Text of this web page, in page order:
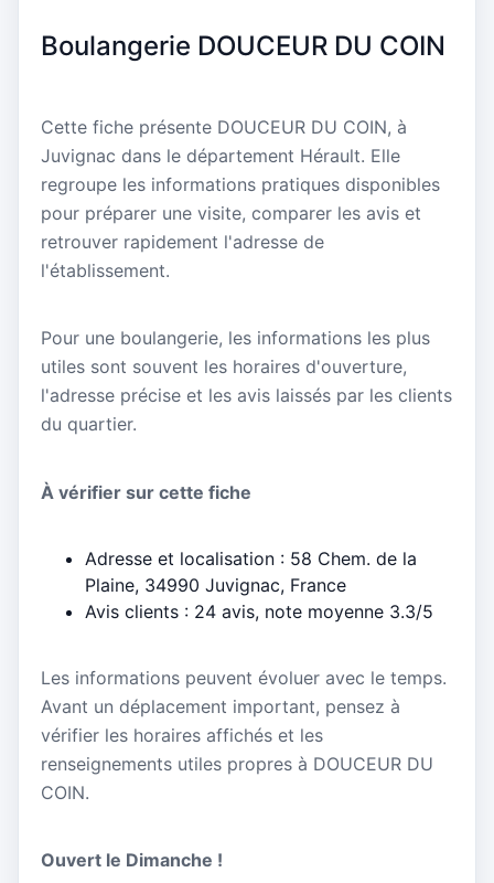
Boulangerie DOUCEUR DU COIN
Cette fiche présente DOUCEUR DU COIN, à
Juvignac dans le département Hérault. Elle
regroupe les informations pratiques disponibles
pour préparer une visite, comparer les avis et
retrouver rapidement l'adresse de
l'établissement.
Pour une boulangerie, les informations les plus
utiles sont souvent les horaires d'ouverture,
l'adresse précise et les avis laissés par les clients
du quartier.
À vérifier sur cette fiche
Adresse et localisation : 58 Chem. de la
Plaine, 34990 Juvignac, France
Avis clients : 24 avis, note moyenne 3.3/5
Les informations peuvent évoluer avec le temps.
Avant un déplacement important, pensez à
vérifier les horaires affichés et les
renseignements utiles propres à DOUCEUR DU
COIN.
Ouvert le Dimanche !